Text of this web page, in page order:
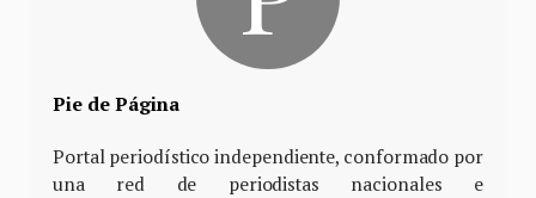
Pie de Página
Portal periodístico independiente, conformado por
una red de periodistas nacionales e